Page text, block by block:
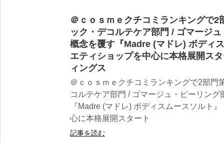
＠ｃｏｓｍｅクチコミランキングで
ック・デコルテケア部門 / ゴマージ
概念を覆す『Madre (マドレ) ボディ
エティショップを中心に本格展開ス
ィングス
＠ｃｏｓｍｅクチコミランキングで2部門
コルテケア部門 / ゴマージュ・ピーリン
『Madre (マドレ) ボディスムースソルト
心に本格展開スタート
記事を読む